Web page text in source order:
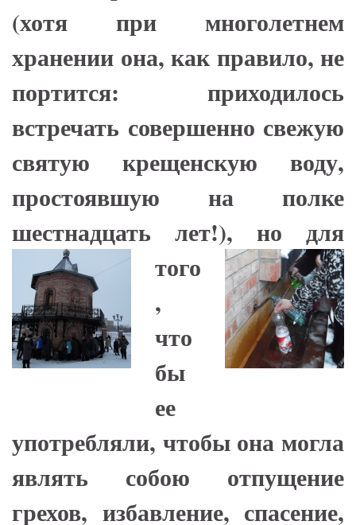
(хотя при многолетнем
хранении она, как правило, не
портится: приходилось
встречать совершенно свежую
святую крещенскую воду,
простоявшую на полке
шестнадцать лет!), но для
того
,
что
бы
ее
употребляли, чтобы она могла
являть собою отпущение
грехов, избавление, спасение,